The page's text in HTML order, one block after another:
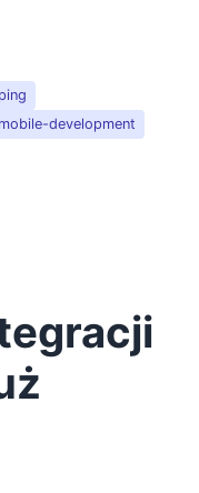
jest już
wyświetlane
w
Device)
development